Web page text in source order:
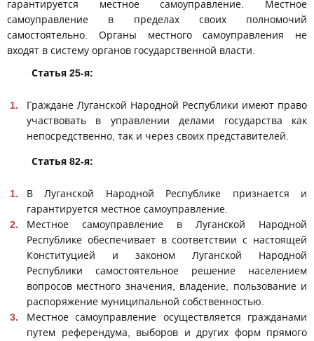
гарантируется местное самоуправление. Местное
самоуправление в пределах своих полномочий
самостоятельно. Органы местного самоуправления не
входят в систему органов государственной власти.
Статья 25-я:
Граждане Луганской Народной Республики имеют право
участвовать в управлении делами государства как
непосредственно, так и через своих представителей.
Статья 82-я:
В Луганской Народной Республике признается и
гарантируется местное самоуправление.
Местное самоуправление в Луганской Народной
Республике обеспечивает в соответствии с настоящей
Конституцией и законом Луганской Народной
Республики самостоятельное решение населением
вопросов местного значения, владение, пользование и
распоряжение муниципальной собственностью.
Местное самоуправление осуществляется гражданами
путем референдума, выборов и других форм прямого